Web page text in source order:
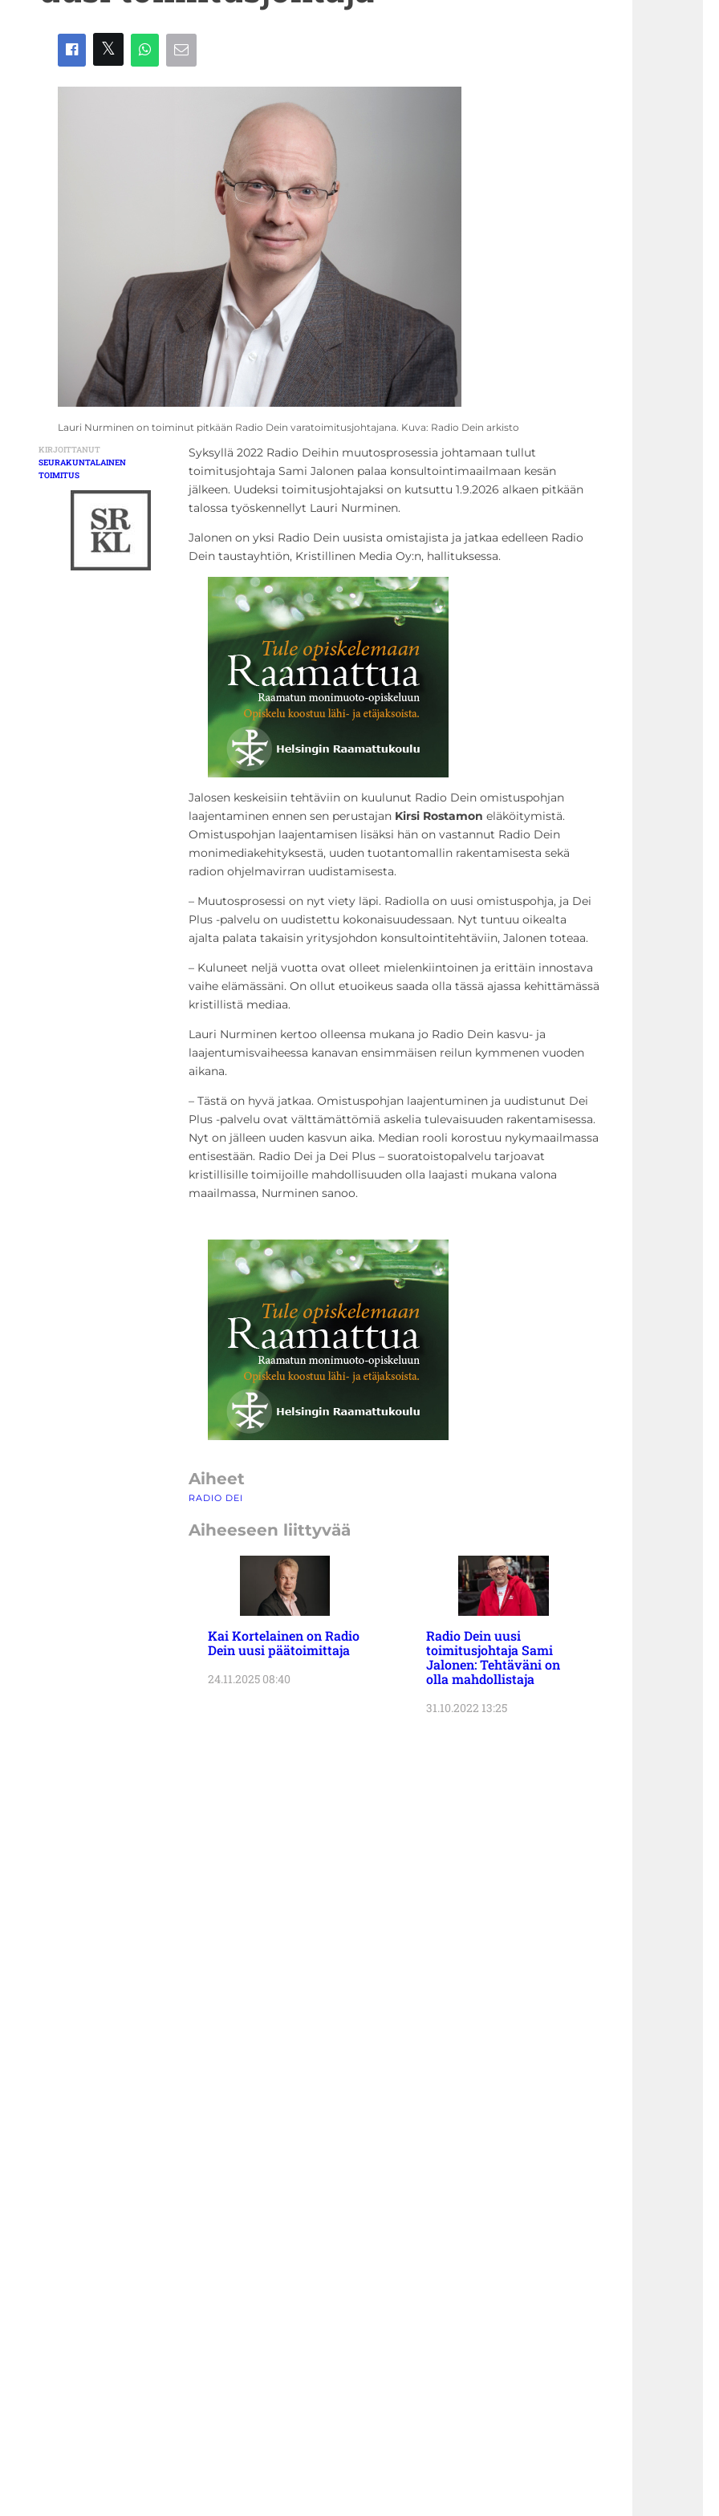
Lauri Nurminen on toiminut pitkään Radio Dein varatoimitusjohtajana. Kuva: Radio Dein arkisto
KIRJOITTANUT
SEURAKUNTALAINEN
TOIMITUS
Syksyllä 2022 Radio Deihin muutosprosessia johtamaan tullut
toimitusjohtaja Sami Jalonen palaa konsultointimaailmaan kesän
jälkeen. Uudeksi toimitusjohtajaksi on kutsuttu 1.9.2026 alkaen pitkään
talossa työskennellyt Lauri Nurminen.
Jalonen on yksi Radio Dein uusista omistajista ja jatkaa edelleen Radio
Dein taustayhtiön, Kristillinen Media Oy:n, hallituksessa.
Jalosen keskeisiin tehtäviin on kuulunut Radio Dein omistuspohjan
laajentaminen ennen sen perustajan Kirsi Rostamon eläköitymistä.
Omistuspohjan laajentamisen lisäksi hän on vastannut Radio Dein
monimediakehityksestä, uuden tuotantomallin rakentamisesta sekä
radion ohjelmavirran uudistamisesta.
– Muutosprosessi on nyt viety läpi. Radiolla on uusi omistuspohja, ja Dei
Plus -palvelu on uudistettu kokonaisuudessaan. Nyt tuntuu oikealta
ajalta palata takaisin yritysjohdon konsultointitehtäviin, Jalonen toteaa.
– Kuluneet neljä vuotta ovat olleet mielenkiintoinen ja erittäin innostava
vaihe elämässäni. On ollut etuoikeus saada olla tässä ajassa kehittämässä
kristillistä mediaa.
Lauri Nurminen kertoo olleensa mukana jo Radio Dein kasvu- ja
laajentumisvaiheessa kanavan ensimmäisen reilun kymmenen vuoden
aikana.
– Tästä on hyvä jatkaa. Omistuspohjan laajentuminen ja uudistunut Dei
Plus -palvelu ovat välttämättömiä askelia tulevaisuuden rakentamisessa.
Nyt on jälleen uuden kasvun aika. Median rooli korostuu nykymaailmassa
entisestään. Radio Dei ja Dei Plus – suoratoistopalvelu tarjoavat
kristillisille toimijoille mahdollisuuden olla laajasti mukana valona
maailmassa, Nurminen sanoo.
Aiheet
RADIO DEI
Aiheeseen liittyvää
Kai Kortelainen on Radio
Dein uusi päätoimittaja
24.11.2025 08:40
Radio Dein uusi
toimitusjohtaja Sami
Jalonen: Tehtäväni on
olla mahdollistaja
31.10.2022 13:25